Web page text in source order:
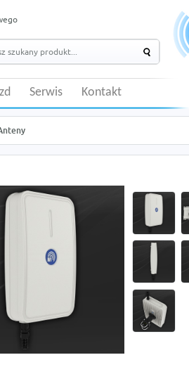
Serwis Kontakt